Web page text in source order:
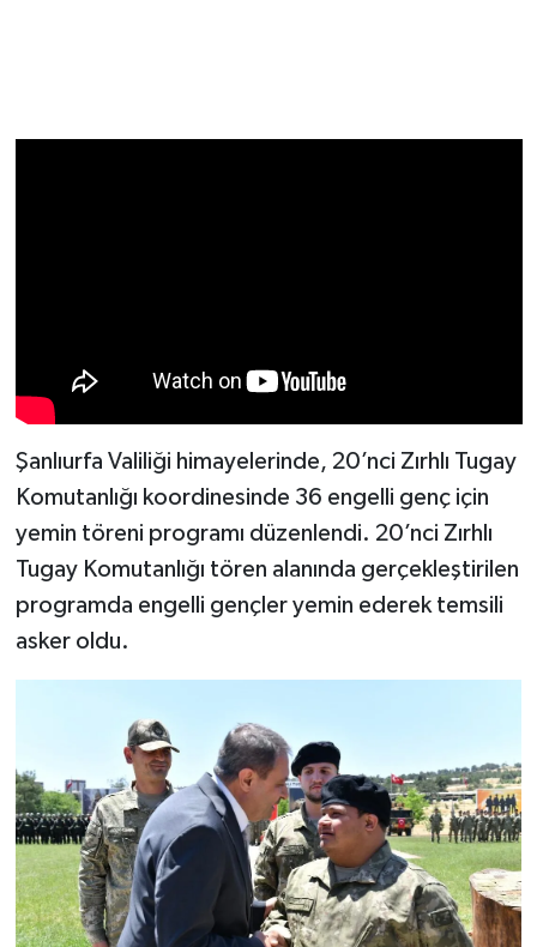
Şanlıurfa Valiliği himayelerinde, 20’nci Zırhlı Tugay
Komutanlığı koordinesinde 36 engelli genç için
yemin töreni programı düzenlendi. 20’nci Zırhlı
Tugay Komutanlığı tören alanında gerçekleştirilen
programda engelli gençler yemin ederek temsili
asker oldu.